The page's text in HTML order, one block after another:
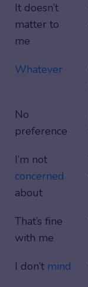
It doesn’t
matter to
me
Whatever
No
preference
I’m not
concerned
about
That’s fine
with me
I don’t mind